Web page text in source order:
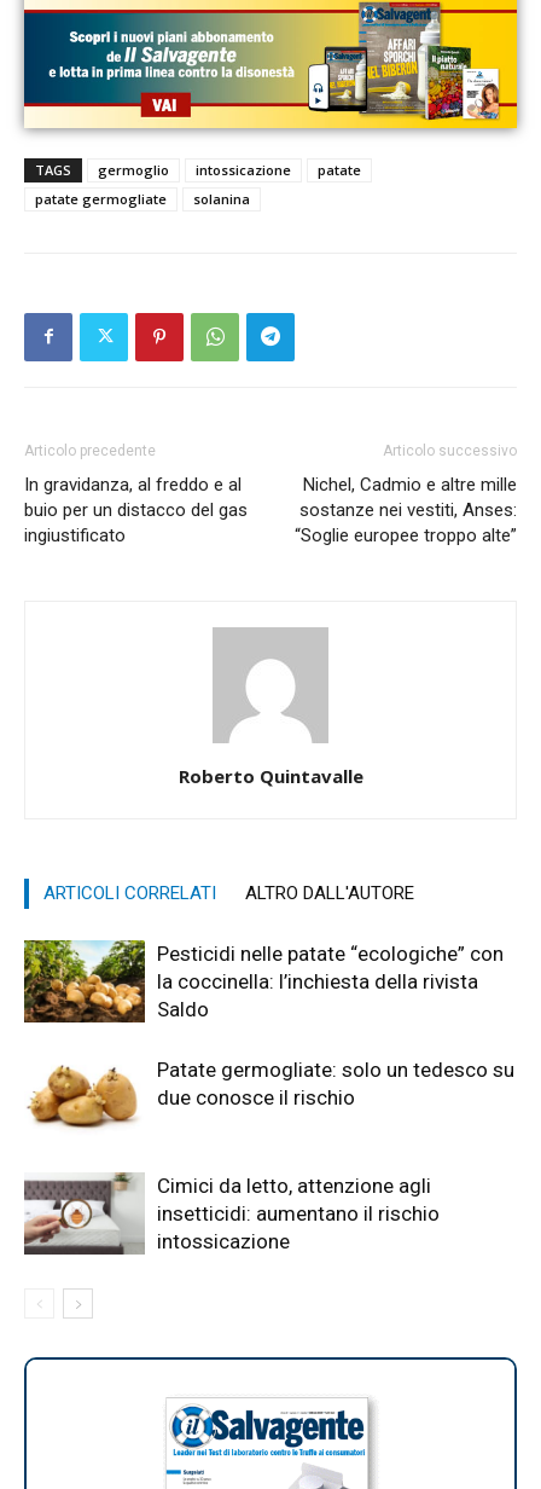
TAGS germoglio intossicazione
patate
patate germogliate
solanina
Articolo precedente
In gravidanza, al freddo e al
buio per un distacco del gas
ingiustificato
Articolo successivo
Nichel, Cadmio e altre mille
sostanze nei vestiti, Anses:
“Soglie europee troppo alte”
Roberto Quintavalle
ARTICOLI CORRELATI ALTRO DALL'AUTORE
Pesticidi nelle patate “ecologiche” con
la coccinella: l’inchiesta della rivista
Saldo
Patate germogliate: solo un tedesco su
due conosce il rischio
Cimici da letto, attenzione agli
insetticidi: aumentano il rischio
intossicazione